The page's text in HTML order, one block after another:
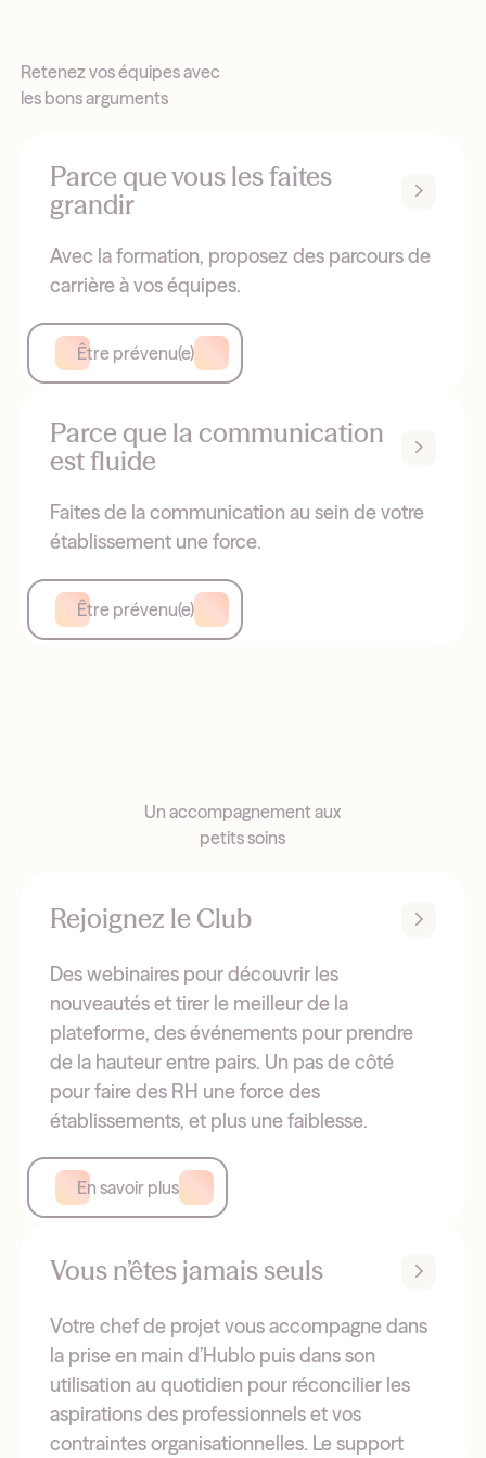
Retenez vos équipes avec
les bons arguments
Parce que vous les faites
grandir
Avec la formation, proposez des parcours de
carrière à vos équipes.
Être prévenu(e)
Parce que la communication
est fluide
Faites de la communication au sein de votre
établissement une force.
Être prévenu(e)
Un accompagnement aux
petits soins
Rejoignez le Club
Des webinaires pour découvrir les
nouveautés et tirer le meilleur de la
plateforme, des événements pour prendre
de la hauteur entre pairs. Un pas de côté
pour faire des RH une force des
établissements, et plus une faiblesse.
En savoir plus
Vous n’êtes jamais seuls
Votre chef de projet vous accompagne dans
la prise en main d’Hublo puis dans son
utilisation au quotidien pour réconcilier les
aspirations des professionnels et vos
contraintes organisationnelles. Le support